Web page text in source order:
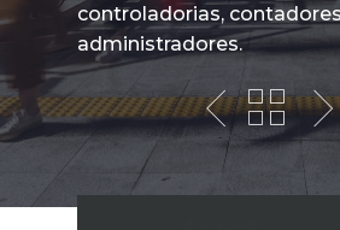
controladorias,
administradores.